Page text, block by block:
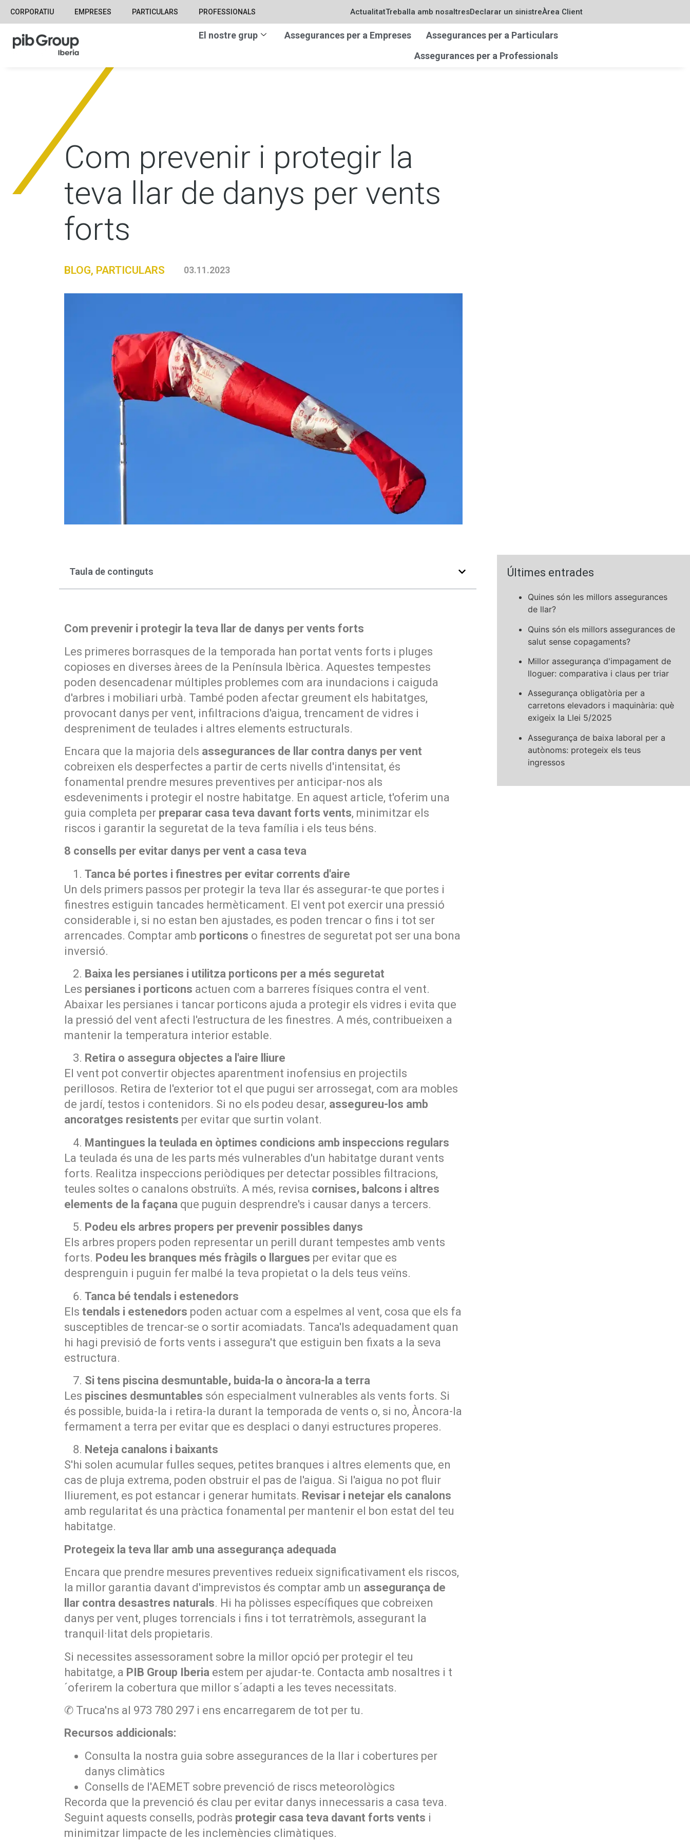
CORPORATIU EMPRESES PARTICULARS PROFESSIONALS ActualitatTreballa amb nosaltresDeclarar un sinistreÀrea Client
El nostre grup Assegurances per a Empreses
Assegurances per a Particulars
Assegurances per a Professionals
Com prevenir i protegir la
teva llar de danys per vents
forts
BLOG, PARTICULARS 03.11.2023
Taula de continguts
Com prevenir i protegir la teva llar de danys per vents forts
Les primeres borrasques de la temporada han portat vents forts i pluges
copioses en diverses àrees de la Península Ibèrica. Aquestes tempestes
poden desencadenar múltiples problemes com ara inundacions i caiguda
d'arbres i mobiliari urbà. També poden afectar greument els habitatges,
provocant danys per vent, infiltracions d'aigua, trencament de vidres i
despreniment de teulades i altres elements estructurals.
Encara que la majoria dels assegurances de llar contra danys per vent
cobreixen els desperfectes a partir de certs nivells d'intensitat, és
fonamental prendre mesures preventives per anticipar-nos als
esdeveniments i protegir el nostre habitatge. En aquest article, t'oferim una
guia completa per preparar casa teva davant forts vents, minimitzar els
riscos i garantir la seguretat de la teva família i els teus béns.
8 consells per evitar danys per vent a casa teva
Tanca bé portes i finestres per evitar corrents d'aire
Un dels primers passos per protegir la teva llar és assegurar-te que portes i
finestres estiguin tancades hermèticament. El vent pot exercir una pressió
considerable i, si no estan ben ajustades, es poden trencar o fins i tot ser
arrencades. Comptar amb porticons o finestres de seguretat pot ser una bona
inversió.
Baixa les persianes i utilitza porticons per a més seguretat
Les persianes i porticons actuen com a barreres físiques contra el vent.
Abaixar les persianes i tancar porticons ajuda a protegir els vidres i evita que
la pressió del vent afecti l'estructura de les finestres. A més, contribueixen a
mantenir la temperatura interior estable.
Retira o assegura objectes a l'aire lliure
El vent pot convertir objectes aparentment inofensius en projectils
perillosos. Retira de l'exterior tot el que pugui ser arrossegat, com ara mobles
de jardí, testos i contenidors. Si no els podeu desar, assegureu-los amb
ancoratges resistents per evitar que surtin volant.
Mantingues la teulada en òptimes condicions amb inspeccions regulars
La teulada és una de les parts més vulnerables d'un habitatge durant vents
forts. Realitza inspeccions periòdiques per detectar possibles filtracions,
teules soltes o canalons obstruïts. A més, revisa cornises, balcons i altres
elements de la façana que puguin desprendre's i causar danys a tercers.
Podeu els arbres propers per prevenir possibles danys
Els arbres propers poden representar un perill durant tempestes amb vents
forts. Podeu les branques més fràgils o llargues per evitar que es
desprenguin i puguin fer malbé la teva propietat o la dels teus veïns.
Tanca bé tendals i estenedors
Elstendals i estenedors poden actuar com a espelmes al vent, cosa que els fa
susceptibles de trencar-se o sortir acomiadats. Tanca'ls adequadament quan
hi hagi previsió de forts vents i assegura't que estiguin ben fixats a la seva
estructura.
Si tens piscina desmuntable, buida-la o àncora-la a terra
Les piscines desmuntables són especialment vulnerables als vents forts. Si
és possible, buida-la i retira-la durant la temporada de vents o, si no, Àncora-la
fermament a terra per evitar que es desplaci o danyi estructures properes.
Neteja canalons i baixants
S'hi solen acumular fulles seques, petites branques i altres elements que, en
cas de pluja extrema, poden obstruir el pas de l'aigua. Si l'aigua no pot fluir
lliurement, es pot estancar i generar humitats. Revisar i netejar els canalons
amb regularitat és una pràctica fonamental per mantenir el bon estat del teu
habitatge.
Protegeix la teva llar amb una assegurança adequada
Encara que prendre mesures preventives redueix significativament els riscos,
la millor garantia davant d'imprevistos és comptar amb un assegurança de
llar contra desastres naturals. Hi ha pòlisses específiques que cobreixen
danys per vent, pluges torrencials i fins i tot terratrèmols, assegurant la
tranquil·litat dels propietaris.
Si necessites assessorament sobre la millor opció per protegir el teu
habitatge, a PIB Group Iberia estem per ajudar-te. Contacta amb nosaltres i t
´oferirem la cobertura que millor s´adapti a les teves necessitats.
✆ Truca'ns al 973 780 297 i ens encarregarem de tot per tu.
Recursos addicionals:
Consulta la nostra guia sobre assegurances de la llar i cobertures per
danys climàtics
Consells de l'AEMET sobre prevenció de riscs meteorològics
Recorda que la prevenció és clau per evitar danys innecessaris a casa teva.
Seguint aquests consells, podràs protegir casa teva davant forts vents i
minimitzar limpacte de les inclemències climàtiques.
Últimes entrades
Quines són les millors assegurances
de llar?
Quins són els millors assegurances de
salut sense copagaments?
Millor assegurança d'impagament de
lloguer: comparativa i claus per triar
Assegurança obligatòria per a
carretons elevadors i maquinària: què
exigeix la Llei 5/2025
Assegurança de baixa laboral per a
autònoms: protegeix els teus
ingressos